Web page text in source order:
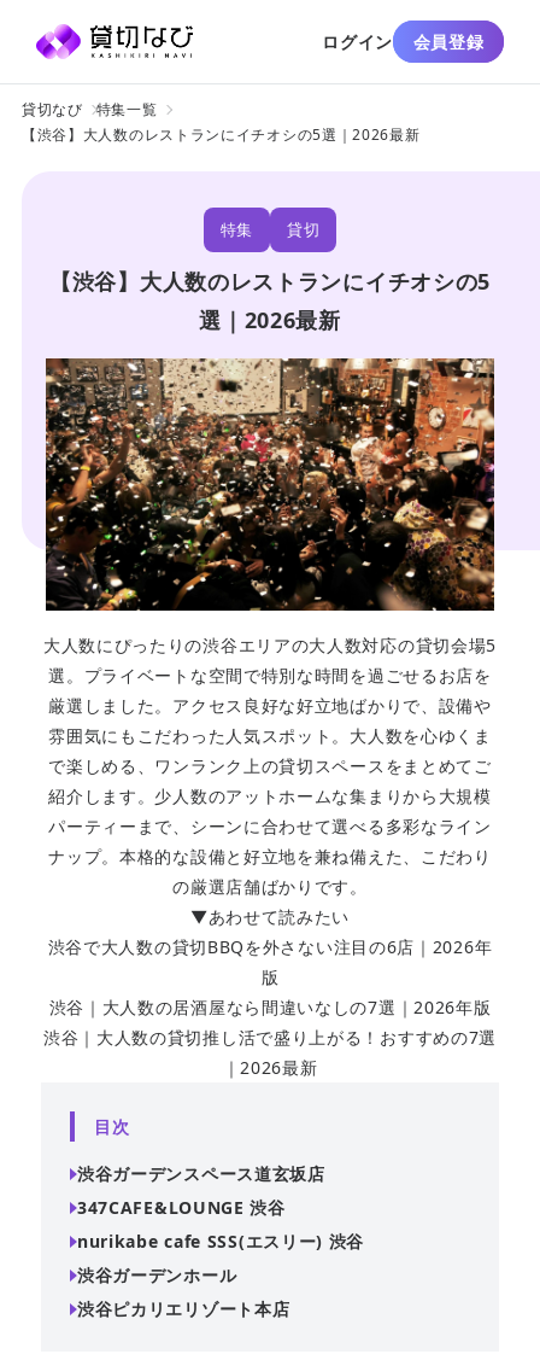
ログイン 会員登録
貸切なび
特集一覧
【渋谷】大人数のレストランにイチオシの5選｜2026最新
特集 貸切
【渋谷】大人数のレストランにイチオシの5
選｜2026最新
大人数にぴったりの渋谷エリアの大人数対応の貸切会場5
選。プライベートな空間で特別な時間を過ごせるお店を
厳選しました。アクセス良好な好立地ばかりで、設備や
雰囲気にもこだわった人気スポット。大人数を心ゆくま
で楽しめる、ワンランク上の貸切スペースをまとめてご
紹介します。少人数のアットホームな集まりから大規模
パーティーまで、シーンに合わせて選べる多彩なライン
ナップ。本格的な設備と好立地を兼ね備えた、こだわり
の厳選店舗ばかりです。
▼あわせて読みたい
渋谷で大人数の貸切BBQを外さない注目の6店｜2026年
版
渋谷｜大人数の居酒屋なら間違いなしの7選｜2026年版
渋谷｜大人数の貸切推し活で盛り上がる！おすすめの7選
｜2026最新
目次
渋谷ガーデンスペース道玄坂店
347CAFE&LOUNGE 渋谷
nurikabe cafe SSS(エスリー) 渋谷
渋谷ガーデンホール
渋谷ピカリエリゾート本店